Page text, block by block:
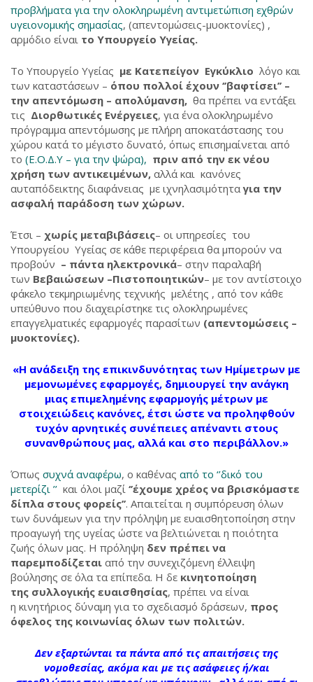
προβλήματα για την ολοκληρωμένη αντιμετώπιση εχθρών
υγειονομικής σημασίας, (απεντομώσεις-μυοκτονίες) ,
αρμόδιο είναι το Υπουργείο Υγείας.
Το Υπουργείο Υγείας με Κατεπείγον Εγκύκλιο λόγο και
των καταστάσεων – όπου πολλοί έχουν ‘’βαφτίσει’’ –
την απεντόμωση – απολύμανση, θα πρέπει να εντάξει
τις Διορθωτικές Ενέργειες, για ένα ολοκληρωμένο
πρόγραμμα απεντόμωσης με πλήρη αποκατάστασης του
χώρου κατά το μέγιστο δυνατό, όπως επισημαίνεται από
το (Ε.Ο.Δ.Υ – για την ψώρα), πριν από την εκ νέου
χρήση των αντικειμένων, αλλά και κανόνες
αυταπόδεικτης διαφάνειας με ιχνηλασιμότηταγια την
ασφαλή παράδοση των χώρων.
Έτσι – χωρίς μεταβιβάσεις– οι υπηρεσίες του
Υπουργείου Υγείας σε κάθε περιφέρεια θα μπορούν να
προβούν – πάντα ηλεκτρονικά– στην παραλαβή
των Βεβαιώσεων –Πιστοποιητικών– με τον αντίστοιχο
φάκελο τεκμηριωμένης τεχνικής μελέτης , από τον κάθε
υπεύθυνο που διαχειρίστηκε τις ολοκληρωμένες
επαγγελματικές εφαρμογές παρασίτων (απεντομώσεις –
μυοκτονίες).
«Η ανάδειξη της επικινδυνότητας των Ημίμετρων με
μεμονωμένες εφαρμογές, δημιουργεί την ανάγκη
μιας επιμελημένης εφαρμογής μέτρων με
στοιχειώδεις κανόνες, έτσι ώστε να προληφθούν
τυχόν αρνητικές συνέπειες απέναντι στους
συνανθρώπους μας, αλλά και στο περιβάλλον.»
Όπως συχνά αναφέρω, ο καθένας από το ‘’δικό του
μετερίζι ’’ και όλοι μαζί ‘’έχουμε χρέος να βρισκόμαστε
δίπλα στους φορείς’’. Απαιτείται η συμπόρευση όλων
των δυνάμεων για την πρόληψη με ευαισθητοποίηση στην
προαγωγή της υγείας ώστε να βελτιώνεται η ποιότητα
ζωής όλων μας. Η πρόληψη δεν πρέπει να
παρεμποδίζεται από την συνεχιζόμενη έλλειψη
βούλησης σε όλα τα επίπεδα. Η δε κινητοποίηση
της συλλογικής ευαισθησίας, πρέπει να είναι
η κινητήριος δύναμη για το σχεδιασμό δράσεων, προς
όφελος της κοινωνίας όλων των πολιτών.
Δεν εξαρτώνται τα πάντα από τις απαιτήσεις της
νομοθεσίας, ακόμα και με τις ασάφειες ή/και